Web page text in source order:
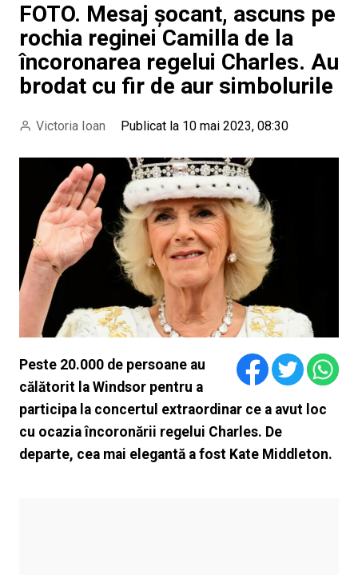
FOTO. Mesaj șocant, ascuns pe
rochia reginei Camilla de la
încoronarea regelui Charles. Au
brodat cu fir de aur simbolurile
Victoria Ioan Publicat la 10 mai 2023, 08:30
Peste 20.000 de persoane au
călătorit la Windsor pentru a
participa la concertul extraordinar ce a avut loc
cu ocazia încoronării regelui Charles. De
departe, cea mai elegantă a fost Kate Middleton.